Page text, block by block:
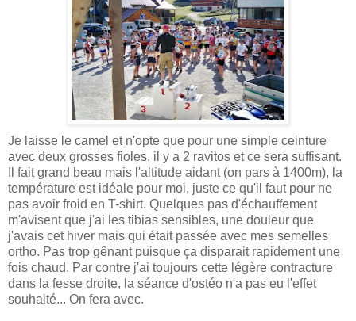
Je laisse le camel et n'opte que pour une simple ceinture
avec deux grosses fioles, il y a 2 ravitos et ce sera suffisant.
Il fait grand beau mais l'altitude aidant (on pars à 1400m), la
température est idéale pour moi, juste ce qu'il faut pour ne
pas avoir froid en T-shirt. Quelques pas d'échauffement
m'avisent que j'ai les tibias sensibles, une douleur que
j'avais cet hiver mais qui était passée avec mes semelles
ortho. Pas trop gênant puisque ça disparait rapidement une
fois chaud. Par contre j'ai toujours cette légère contracture
dans la fesse droite, la séance d'ostéo n'a pas eu l'effet
souhaité... On fera avec.